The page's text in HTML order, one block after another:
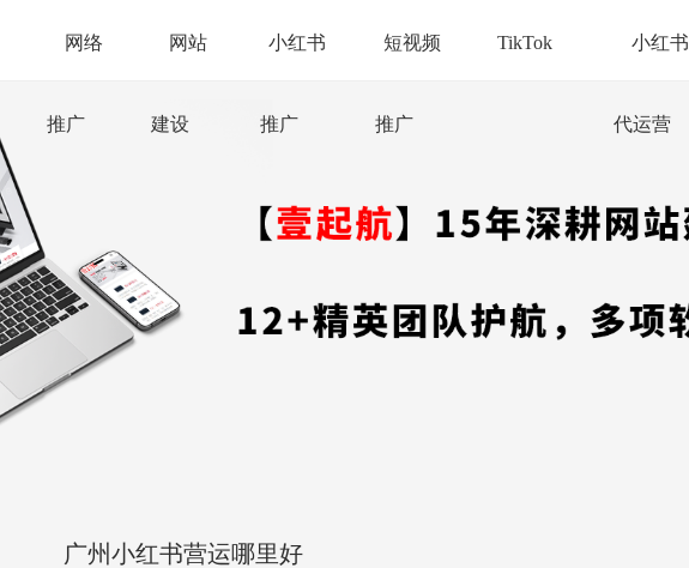
网络
推广
网站
建设
小红书
推广
短视频
推广
TikTok 小红书
代运营
广州小红书营运哪里好